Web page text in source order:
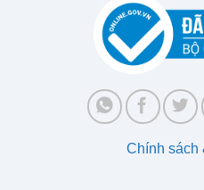
Chính sách